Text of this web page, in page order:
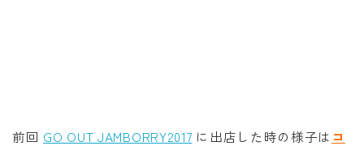
前回 GO OUT JAMBORRY2017 に出店した時の様子は コ